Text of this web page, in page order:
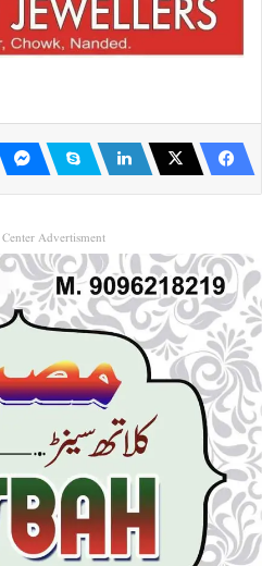
Advertisment